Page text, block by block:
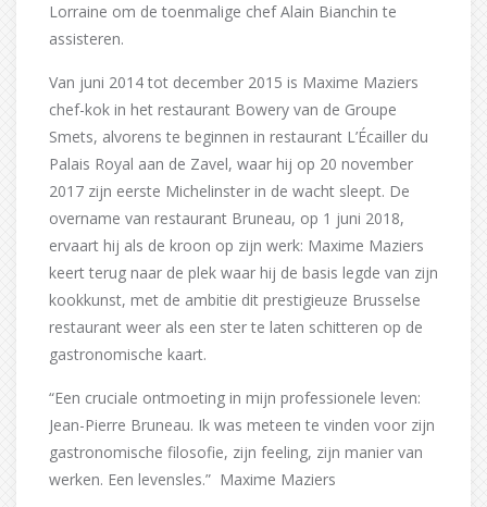
Lorraine om de toenmalige chef Alain Bianchin te
assisteren.
Van juni 2014 tot december 2015 is Maxime Maziers
chef-kok in het restaurant Bowery van de Groupe
Smets, alvorens te beginnen in restaurant L’Écailler du
Palais Royal aan de Zavel, waar hij op 20 november
2017 zijn eerste Michelinster in de wacht sleept. De
overname van restaurant Bruneau, op 1 juni 2018,
ervaart hij als de kroon op zijn werk: Maxime Maziers
keert terug naar de plek waar hij de basis legde van zijn
kookkunst, met de ambitie dit prestigieuze Brusselse
restaurant weer als een ster te laten schitteren op de
gastronomische kaart.
“Een cruciale ontmoeting in mijn professionele leven:
Jean-Pierre Bruneau. Ik was meteen te vinden voor zijn
gastronomische filosofie, zijn feeling, zijn manier van
werken. Een levensles.” Maxime Maziers